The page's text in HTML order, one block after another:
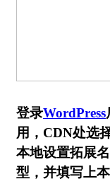
登录WordPress
用，CDN处选
本地设置拓展
型，并填写上